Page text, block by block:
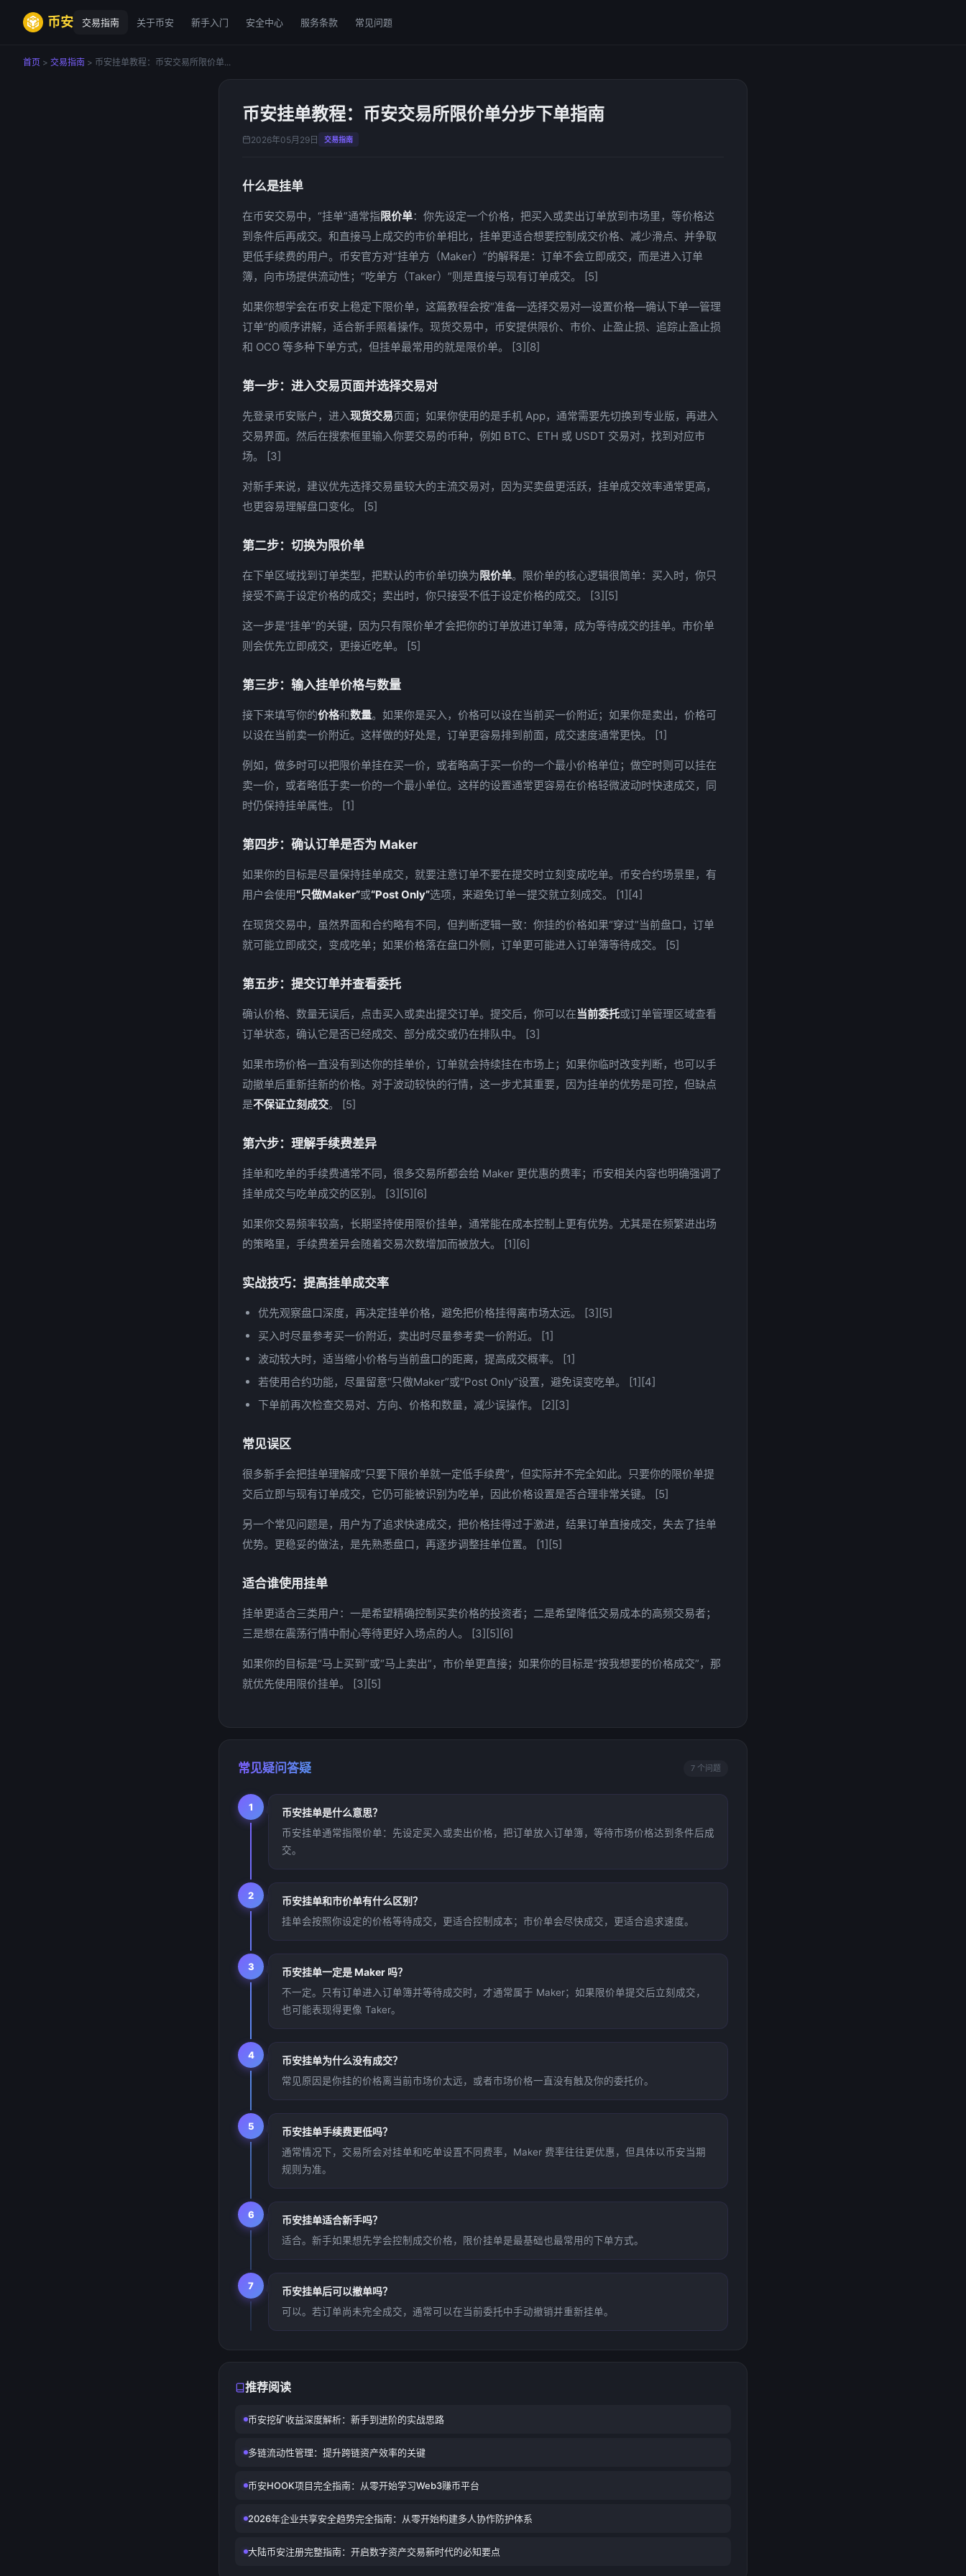
币安 交易指南 关于币安 新手入门 安全中心 服务条款 常见问题
首页 > 交易指南 > 币安挂单教程：币安交易所限价单...
币安挂单教程：币安交易所限价单分步下单指南
2026年05月29日 交易指南
什么是挂单
在币安交易中，“挂单”通常指限价单：你先设定一个价格，把买入或卖出订单放到市场里，等价格达
到条件后再成交。和直接马上成交的市价单相比，挂单更适合想要控制成交价格、减少滑点、并争取
更低手续费的用户。币安官方对“挂单方（Maker）”的解释是：订单不会立即成交，而是进入订单
簿，向市场提供流动性；“吃单方（Taker）”则是直接与现有订单成交。 [5]
如果你想学会在币安上稳定下限价单，这篇教程会按“准备—选择交易对—设置价格—确认下单—管理
订单”的顺序讲解，适合新手照着操作。现货交易中，币安提供限价、市价、止盈止损、追踪止盈止损
和 OCO 等多种下单方式，但挂单最常用的就是限价单。 [3][8]
第一步：进入交易页面并选择交易对
先登录币安账户，进入现货交易页面；如果你使用的是手机 App，通常需要先切换到专业版，再进入
交易界面。然后在搜索框里输入你要交易的币种，例如 BTC、ETH 或 USDT 交易对，找到对应市
场。 [3]
对新手来说，建议优先选择交易量较大的主流交易对，因为买卖盘更活跃，挂单成交效率通常更高，
也更容易理解盘口变化。 [5]
第二步：切换为限价单
在下单区域找到订单类型，把默认的市价单切换为限价单。限价单的核心逻辑很简单：买入时，你只
接受不高于设定价格的成交；卖出时，你只接受不低于设定价格的成交。 [3][5]
这一步是“挂单”的关键，因为只有限价单才会把你的订单放进订单簿，成为等待成交的挂单。市价单
则会优先立即成交，更接近吃单。 [5]
第三步：输入挂单价格与数量
接下来填写你的价格和数量。如果你是买入，价格可以设在当前买一价附近；如果你是卖出，价格可
以设在当前卖一价附近。这样做的好处是，订单更容易排到前面，成交速度通常更快。 [1]
例如，做多时可以把限价单挂在买一价，或者略高于买一价的一个最小价格单位；做空时则可以挂在
卖一价，或者略低于卖一价的一个最小单位。这样的设置通常更容易在价格轻微波动时快速成交，同
时仍保持挂单属性。 [1]
第四步：确认订单是否为 Maker
如果你的目标是尽量保持挂单成交，就要注意订单不要在提交时立刻变成吃单。币安合约场景里，有
用户会使用“只做Maker”或“Post Only”选项，来避免订单一提交就立刻成交。 [1][4]
在现货交易中，虽然界面和合约略有不同，但判断逻辑一致：你挂的价格如果“穿过”当前盘口，订单
就可能立即成交，变成吃单；如果价格落在盘口外侧，订单更可能进入订单簿等待成交。 [5]
第五步：提交订单并查看委托
确认价格、数量无误后，点击买入或卖出提交订单。提交后，你可以在当前委托或订单管理区域查看
订单状态，确认它是否已经成交、部分成交或仍在排队中。 [3]
如果市场价格一直没有到达你的挂单价，订单就会持续挂在市场上；如果你临时改变判断，也可以手
动撤单后重新挂新的价格。对于波动较快的行情，这一步尤其重要，因为挂单的优势是可控，但缺点
是不保证立刻成交。 [5]
第六步：理解手续费差异
挂单和吃单的手续费通常不同，很多交易所都会给 Maker 更优惠的费率；币安相关内容也明确强调了
挂单成交与吃单成交的区别。 [3][5][6]
如果你交易频率较高，长期坚持使用限价挂单，通常能在成本控制上更有优势。尤其是在频繁进出场
的策略里，手续费差异会随着交易次数增加而被放大。 [1][6]
实战技巧：提高挂单成交率
优先观察盘口深度，再决定挂单价格，避免把价格挂得离市场太远。 [3][5]
买入时尽量参考买一价附近，卖出时尽量参考卖一价附近。 [1]
波动较大时，适当缩小价格与当前盘口的距离，提高成交概率。 [1]
若使用合约功能，尽量留意“只做Maker”或“Post Only”设置，避免误变吃单。 [1][4]
下单前再次检查交易对、方向、价格和数量，减少误操作。 [2][3]
常见误区
很多新手会把挂单理解成“只要下限价单就一定低手续费”，但实际并不完全如此。只要你的限价单提
交后立即与现有订单成交，它仍可能被识别为吃单，因此价格设置是否合理非常关键。 [5]
另一个常见问题是，用户为了追求快速成交，把价格挂得过于激进，结果订单直接成交，失去了挂单
优势。更稳妥的做法，是先熟悉盘口，再逐步调整挂单位置。 [1][5]
适合谁使用挂单
挂单更适合三类用户：一是希望精确控制买卖价格的投资者；二是希望降低交易成本的高频交易者；
三是想在震荡行情中耐心等待更好入场点的人。 [3][5][6]
如果你的目标是“马上买到”或“马上卖出”，市价单更直接；如果你的目标是“按我想要的价格成交”，那
就优先使用限价挂单。 [3][5]
常见疑问答疑 7 个问题
1 币安挂单是什么意思？
币安挂单通常指限价单：先设定买入或卖出价格，把订单放入订单簿，等待市场价格达到条件后成
交。
2 币安挂单和市价单有什么区别？
挂单会按照你设定的价格等待成交，更适合控制成本；市价单会尽快成交，更适合追求速度。
3 币安挂单一定是 Maker 吗？
不一定。只有订单进入订单簿并等待成交时，才通常属于 Maker；如果限价单提交后立刻成交，
也可能表现得更像 Taker。
4 币安挂单为什么没有成交？
常见原因是你挂的价格离当前市场价太远，或者市场价格一直没有触及你的委托价。
5 币安挂单手续费更低吗？
通常情况下，交易所会对挂单和吃单设置不同费率，Maker 费率往往更优惠，但具体以币安当期
规则为准。
6 币安挂单适合新手吗？
适合。新手如果想先学会控制成交价格，限价挂单是最基础也最常用的下单方式。
7 币安挂单后可以撤单吗？
可以。若订单尚未完全成交，通常可以在当前委托中手动撤销并重新挂单。
推荐阅读
币安挖矿收益深度解析：新手到进阶的实战思路
多链流动性管理：提升跨链资产效率的关键
币安HOOK项目完全指南：从零开始学习Web3赚币平台
2026年企业共享安全趋势完全指南：从零开始构建多人协作防护体系
大陆币安注册完整指南：开启数字资产交易新时代的必知要点